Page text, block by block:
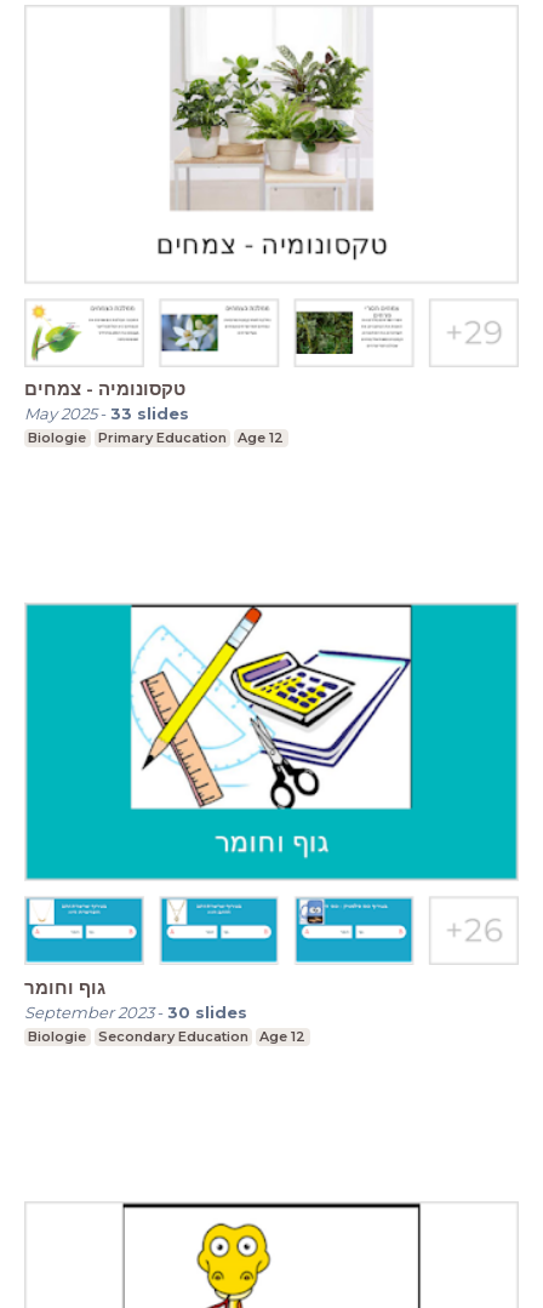
טקסונומיה - צמחים
May 2025-33 slides
Biologie Primary Education Age 12
גוף וחומר
September 2023-30 slides
Biologie Secondary Education Age 12